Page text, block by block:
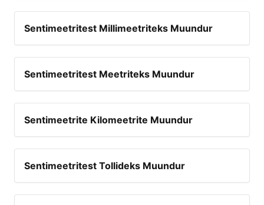
Sentimeetritest Millimeetriteks Muundur
Sentimeetritest Meetriteks Muundur
Sentimeetrite Kilomeetrite Muundur
Sentimeetritest Tollideks Muundur